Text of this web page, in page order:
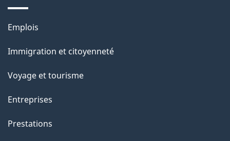
l
a
a
g
"
Thèmes
sujets
Emplois
Immigration et citoyenneté
Voyage et tourisme
Entreprises
Prestations